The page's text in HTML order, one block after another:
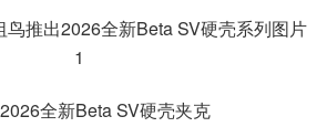
全新Beta SV硬壳夹克